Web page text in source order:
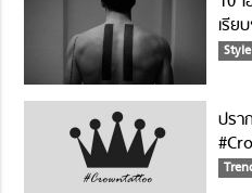
เรีย
Style
ปร
เพื่